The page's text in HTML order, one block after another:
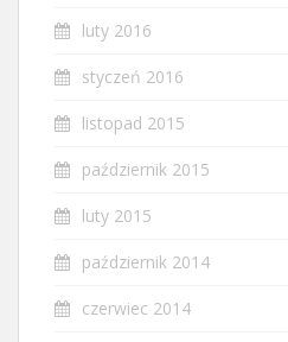
luty 2016
styczeń 2016
listopad 2015
październik 2015
luty 2015
październik 2014
czerwiec 2014